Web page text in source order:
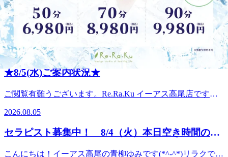
知らせです!以下の時間帯に空きがございます。 10:10～
13:30 16:30～18:00 20:05～21:00ご案内可能となってお
ります。。・*.。・*.。・*.。・*.。・*.。・。。・*.。・
*.。・*ボディケアやフットケアで来週に向けてお身体の調
子を整えませんか♪高尾店は元気に営業しております♪また当
店お得な全身セットコースもご用意しております。あなたの
お疲れに合わせてコースをご提案させていただきます。コー
スにお悩みの方はお気軽にスタッフにご相談ください♪ 最後
までお読みいただき、ありがとうございました。高尾店スタ
*.。・*.。・*.。・*.。・*.。・。。・*.。・*.。・*.。・*
★8/6(木)ご案内状況★
ご閲覧有難うございます。Re.Ra.Ku イーアス高尾店です。
【本日の出勤スタッフ】 畠山、青柳。・*.。・*.。・*.。・
*.。・*.。・。。・*.。・*.。・*本日の 空き情報のお知らせ
です!以下の時間帯に空きがございます。 12:20～21:00ご案
内可能となっております。。・*.。・*.。・*.。・*.。・
向けてお身体の調子を整えませんか♪高尾店は元気に営業し
ております♪また当店お得な全身セットコースもご用意して
おります。あなたのお疲れに合わせてコースをご提案させて
いただきます。コースにお悩みの方はお気軽にスタッフにご
相談ください♪ 最後までお読みいただき、ありがとうござい
ました。高尾店スタッフ一同、皆様のご来店を心よりお待ち
2026.08.06
★8/5(水)ご案内状況★
ご閲覧有難うございます。Re.Ra.Ku イーアス高尾店です。
*.。・*.。・*.。・。。・*.。・*.。・*本日の 空き情報のお
知らせです!以下の時間帯に空きがございます。 13:20～
15:50 18:30～21:00ご案内可能となっております。。・
2026.08.05
セラピスト募集中！ 8/4（火）本日空き時間のご
こんにちは！イーアス高尾の青柳ゆみです(*^-^*)リラクでは